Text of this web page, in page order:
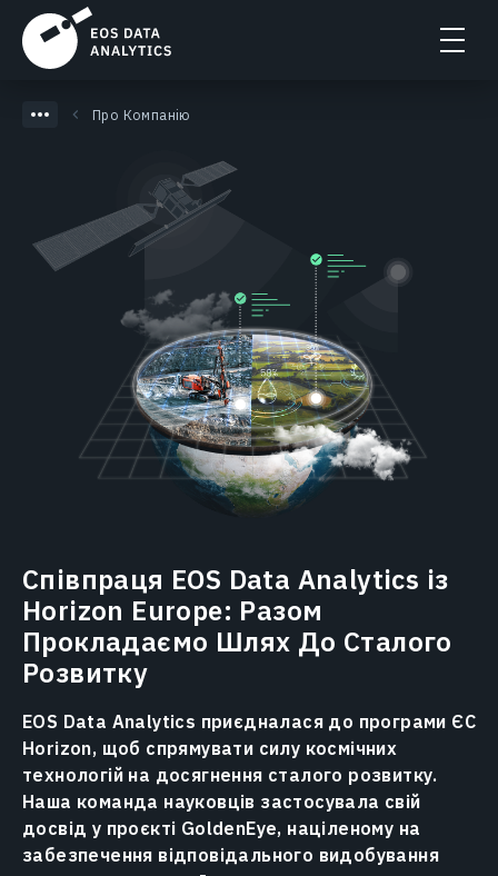
Про Компанію
Співпраця EOS Data Analytics із
Horizon Europe: Разом
Прокладаємо Шлях До Сталого
Розвитку
EOS Data Analytics приєдналася до програми ЄС
Horizon, щоб спрямувати силу космічних
технологій на досягнення сталого розвитку.
Наша команда науковців застосувала свій
досвід у проєкті GoldenEye, націленому на
забезпечення відповідального видобування